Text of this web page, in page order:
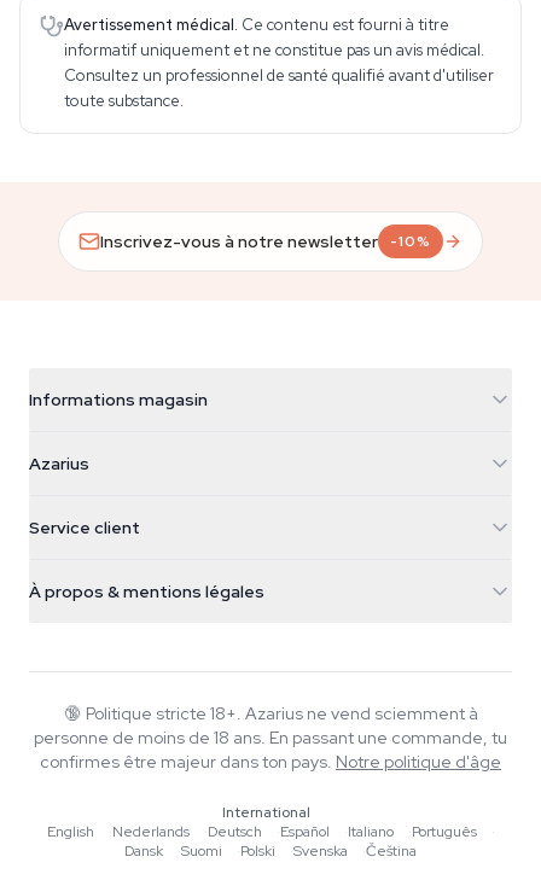
Avertissement médical. Ce contenu est fourni à titre
informatif uniquement et ne constitue pas un avis médical.
Consultez un professionnel de santé qualifié avant d'utiliser
toute substance.
Inscrivez-vous à notre newsletter -10%
Informations magasin
Galvaniweg 11
Nederland
+31(0)204897914
Azarius
Smokeshop
Service client
Politique de retour
Politique de confidentialité
À propos & mentions légales
Wiki
Rédacteurs
Outils & Calculateurs
🔞 Politique stricte 18+. Azarius ne vend sciemment à
personne de moins de 18 ans. En passant une commande, tu
confirmes être majeur dans ton pays. Notre politique d'âge
International
English
·Nederlands ·Deutsch ·Español ·Italiano ·Português
·
Dansk
·Suomi ·Polski ·Svenska ·Čeština